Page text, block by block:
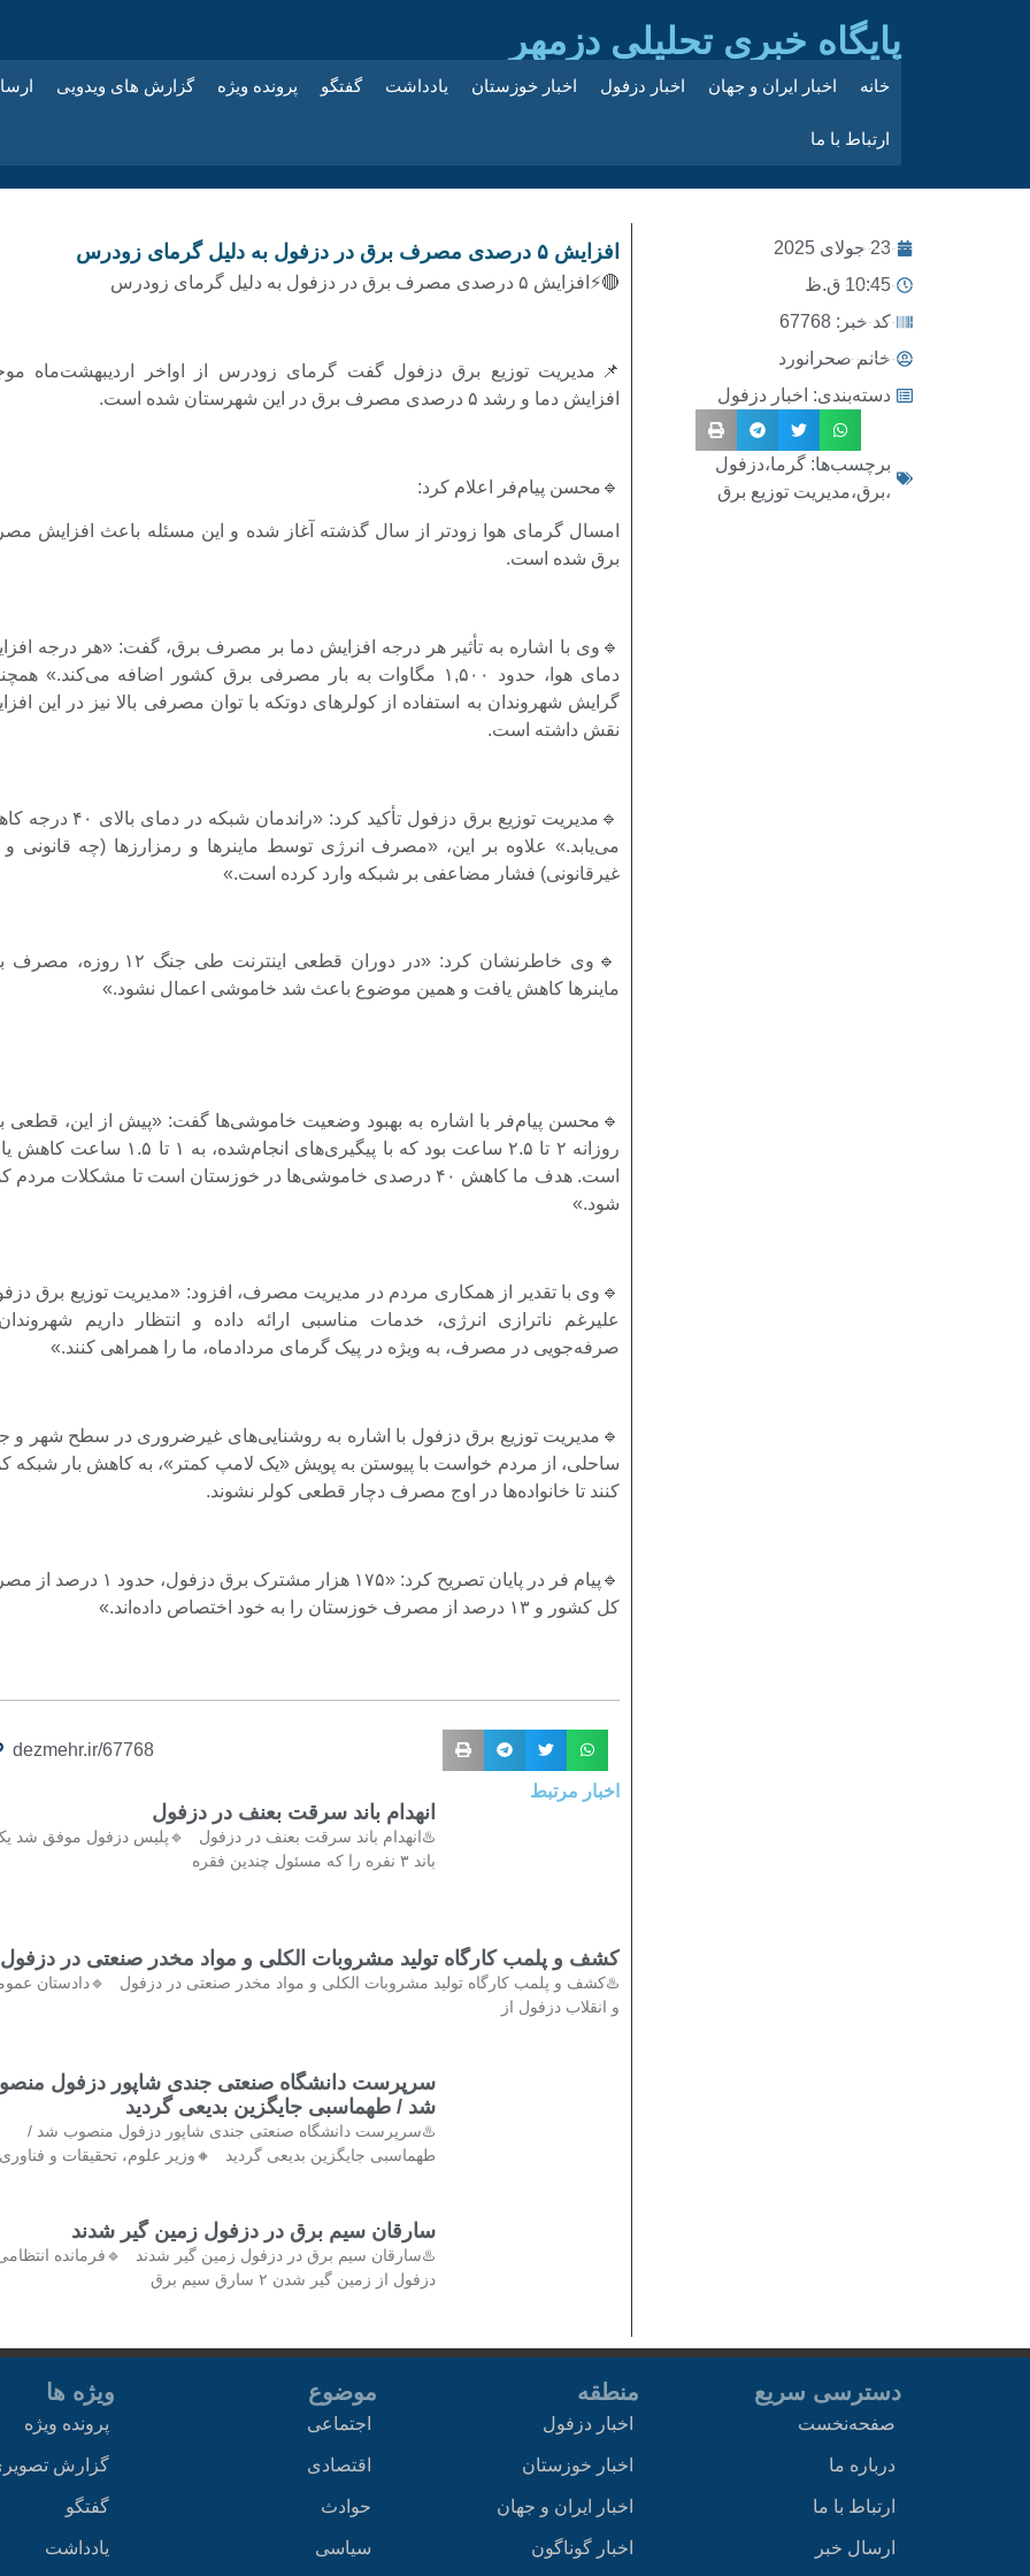
پایگاه خبری تحلیلی دزمهر
خانه اخبار ایران و جهان اخبار دزفول اخبار خوزستان یادداشت گفتگو پرونده ویژه گزارش های ویدویی
ارتباط با ما
23 جولای 2025
10:45 ق.ظ
کد خبر: 67768
خانم صحرانورد
دسته‌بندی: اخبار دزفول
برچسب‌ها: گرما،دزفول
،برق،مدیریت توزیع برق
افزایش ۵ درصدی مصرف برق در دزفول به دلیل گرمای زودرس
🔴⚡افزایش ۵ درصدی مصرف برق در دزفول به دلیل گرمای زودرس
📌مدیریت توزیع برق دزفول گفت گرمای زودرس از اواخر اردیبهشت‌ماه
افزایش دما و رشد ۵ درصدی مصرف برق در این شهرستان شده است.
🔹محسن پیام‌فر اعلام کرد:
امسال گرمای هوا زودتر از سال گذشته آغاز شده و این مسئله باعث افزایش
برق شده است.
🔹وی با اشاره به تأثیر هر درجه افزایش دما بر مصرف برق، گفت: «هر درجه
دمای هوا، حدود ۱,۵۰۰ مگاوات به بار مصرفی برق کشور اضافه می‌کند.»
گرایش شهروندان به استفاده از کولرهای دوتکه با توان مصرفی بالا نیز در این
نقش داشته است.
🔹مدیریت توزیع برق دزفول تأکید کرد: «راندمان شبکه در
می‌یابد.» علاوه بر این، «مصرف انرژی توسط ماینرها و رمزارزها (چه قانونی
غیرقانونی) فشار مضاعفی بر شبکه وارد کرده است.»
🔹وی خاطرنشان کرد: «در دوران قطعی اینترنت طی جنگ ۱۲
ماینرها کاهش یافت و همین موضوع باعث شد خاموشی اعمال نشود.»
🔹محسن پیام‌فر با اشاره به بهبود وضعیت خاموشی‌ها گفت: «پیش از این، قطعی
روزانه ۲ تا ۲.۵ ساعت بود که با پیگیری‌های انجام‌شده، به ۱ تا ۱.۵
است. هدف ما کاهش ۴۰ درصدی خاموشی‌ها در خوزستان است تا مشکلات مردم
شود.»
🔹وی با تقدیر از همکاری مردم در مدیریت مصرف، افزود: «مدیریت توزیع برق
علیرغم ناترازی انرژی، خدمات مناسبی ارائه داده و انتظار داریم
صرفه‌جویی در مصرف، به ویژه در پیک گرمای مردادماه، ما را همراهی کنند.»
🔹مدیریت توزیع برق دزفول با اشاره به روشنایی‌های غیرضروری در سطح شهر و
ساحلی، از مردم خواست با پیوستن به پویش «یک لامپ کمتر»، به کاهش بار شبکه
کنند تا خانواده‌ها در اوج مصرف دچار قطعی کولر نشوند.
🔹پیام فر در پایان تصریح کرد: «۱۷۵ هزار مشترک برق دزفول،
کل کشور و ۱۳ درصد از مصرف خوزستان را به خود اختصاص داده‌اند.»
dezmehr.ir/67768
اخبار مرتبط
انهدام باند سرقت بعنف در دزفول
♨️انهدام باند سرقت بعنف در دزفول 🔹پلیس دزفول موفق شد
باند ۳ نفره را که مسئول چندین فقره
کشف و پلمب کارگاه تولید مشروبات الکلی و مواد مخدر صنعتی در دزفول
♨️کشف و پلمب کارگاه تولید مشروبات الکلی و مواد مخدر صنعتی در دزفول 🔹دادستان
و انقلاب دزفول از
سرپرست دانشگاه صنعتی جندی شاپور دزفول
شد / طهماسبی جایگزین بدیعی گردید
♨️سرپرست دانشگاه صنعتی جندی شاپور دزفول منصوب شد /
طهماسبی جایگزین بدیعی گردید 🔸وزیر علوم، تحقیقات و فناوری
سارقان سیم برق در دزفول زمین گیر شدند
♨️سارقان سیم برق در دزفول زمین گیر شدند 🔹فرمانده
دزفول از زمین گیر شدن ۲ سارق سیم برق
دسترسی سریع
صفحه‌نخست
درباره ما
ارتباط با ما
ارسال خبر
منطقه
اخبار دزفول
اخبار خوزستان
اخبار ایران و جهان
اخبار گوناگون
موضوع
اجتماعی
اقتصادی
حوادث
سیاسی
ویژه ها
پرونده ویژه
گزارش
گفتگو
یادداشت